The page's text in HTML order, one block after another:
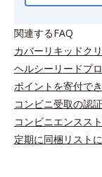
関連するFAQ
カバーリキッドク
ヘルシーリードプ
ポイントを寄付で
コンビニ受取の認
コンビニエンススト
定期に同梱リスト